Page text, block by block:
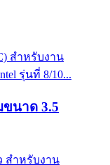
ขนาด 3.5